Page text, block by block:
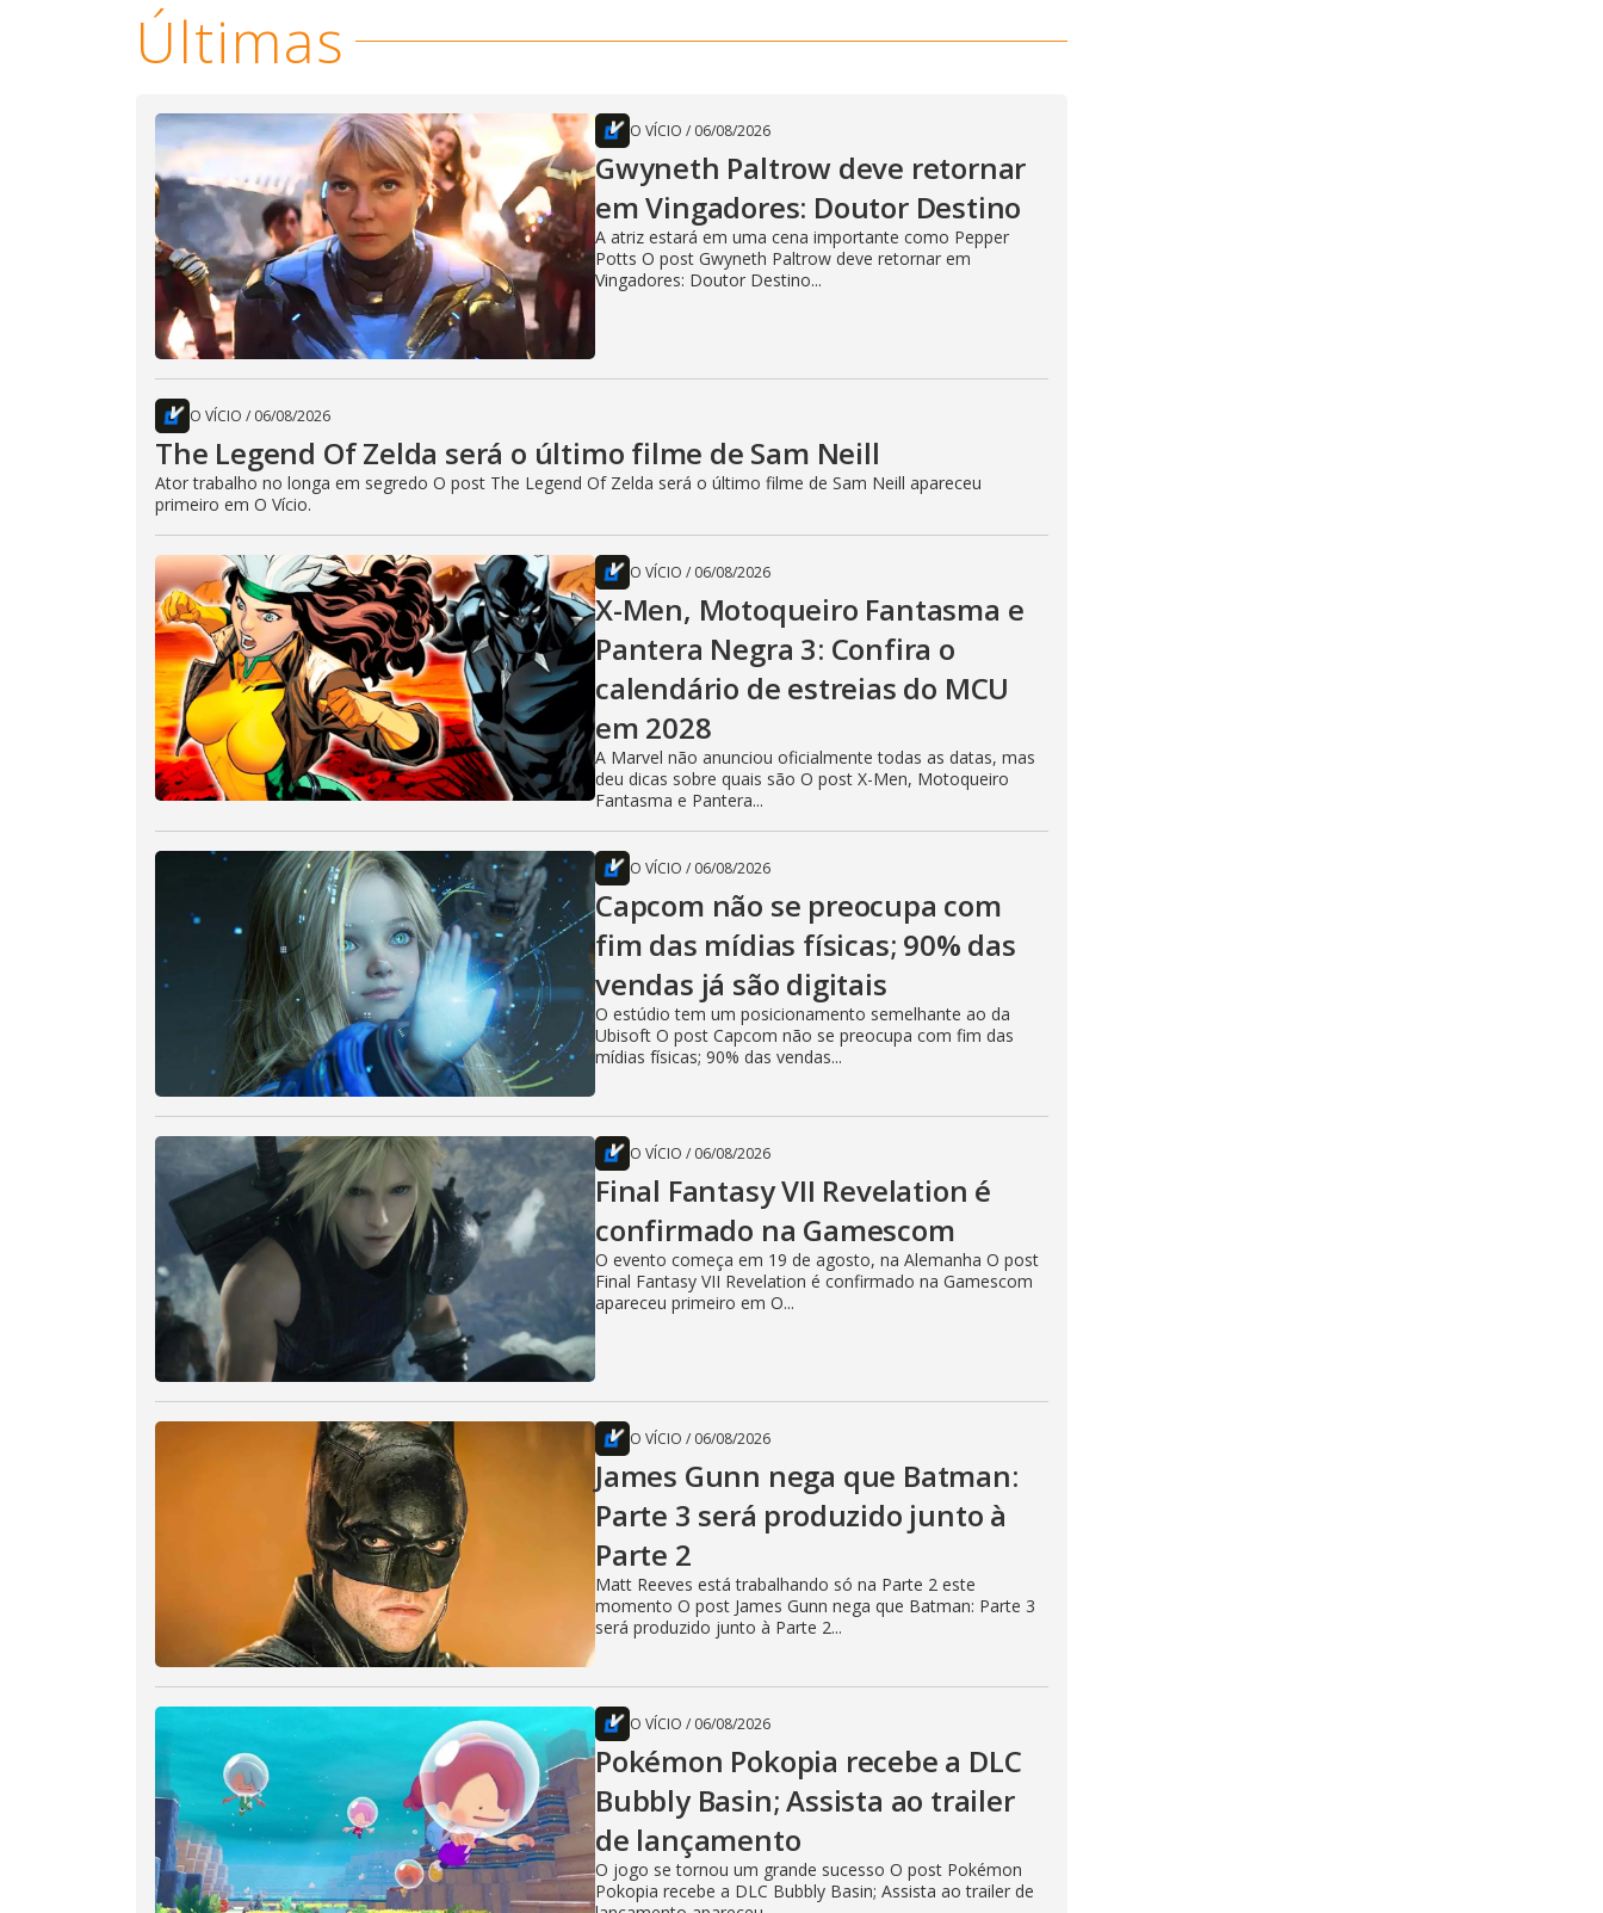
Últimas
O VÍCIO / 06/08/2026
Gwyneth Paltrow deve retornar
em Vingadores: Doutor Destino
A atriz estará em uma cena importante como Pepper
Potts O post Gwyneth Paltrow deve retornar em
Vingadores: Doutor Destino...
O VÍCIO / 06/08/2026
The Legend Of Zelda será o último filme de Sam Neill
Ator trabalho no longa em segredo O post The Legend Of Zelda será o último filme de Sam Neill apareceu
primeiro em O Vício.
O VÍCIO / 06/08/2026
X-Men, Motoqueiro Fantasma e
Pantera Negra 3: Confira o
calendário de estreias do MCU
em 2028
A Marvel não anunciou oficialmente todas as datas, mas
deu dicas sobre quais são O post X-Men, Motoqueiro
Fantasma e Pantera...
O VÍCIO / 06/08/2026
Capcom não se preocupa com
fim das mídias físicas; 90% das
vendas já são digitais
O estúdio tem um posicionamento semelhante ao da
Ubisoft O post Capcom não se preocupa com fim das
mídias físicas; 90% das vendas...
O VÍCIO / 06/08/2026
Final Fantasy VII Revelation é
confirmado na Gamescom
O evento começa em 19 de agosto, na Alemanha O post
Final Fantasy VII Revelation é confirmado na Gamescom
apareceu primeiro em O...
O VÍCIO / 06/08/2026
James Gunn nega que Batman:
Parte 3 será produzido junto à
Parte 2
Matt Reeves está trabalhando só na Parte 2 este
momento O post James Gunn nega que Batman: Parte 3
será produzido junto à Parte 2...
O VÍCIO / 06/08/2026
Pokémon Pokopia recebe a DLC
Bubbly Basin; Assista ao trailer
de lançamento
O jogo se tornou um grande sucesso O post Pokémon
Pokopia recebe a DLC Bubbly Basin; Assista ao trailer de